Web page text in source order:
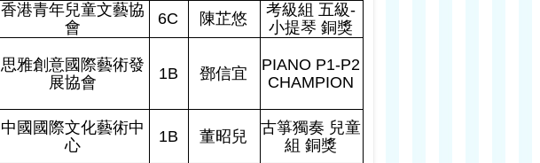
香港青年兒童文藝協
會
6C 陳芷悠 考級組 五級-
小提琴 銅獎
思雅創意國際藝術發
展協會
1B 鄧信宜
PIANO P1-P2
CHAMPION
中國國際文化藝術中
心
1B 董昭兒 古箏獨奏 兒童
組 銅獎